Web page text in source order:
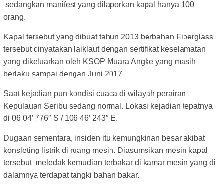
sedangkan manifest yang dilaporkan kapal hanya 100
orang.
Kapal tersebut yang dibuat tahun 2013 berbahan Fiberglass
tersebut dinyatakan laiklaut dengan sertifikat keselamatan
yang dikeluarkan oleh KSOP Muara Angke yang masih
berlaku sampai dengan Juni 2017.
Saat kejadian pun kondisi cuaca di wilayah perairan
Kepulauan Seribu sedang normal. Lokasi kejadian tepatnya
di 06 04′ 776″ S / 106 46′ 243″ E.
Dugaan sementara, insiden itu kemungkinan besar akibat
konsleting listrik di ruang mesin. Diasumsikan mesin kapal
tersebut meledak kemudian terbakar di kamar mesin yang di
dalamnya terdapat tangki bahan bakar.